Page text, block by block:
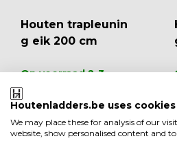
Houten trapleunin
g eik 200 cm
Op voorraad 2-3
werkdagen
EUR 69,00
Vergelijk
Houtenladders.be uses cookies
We may place these for analysis of our
website, show personalised content and